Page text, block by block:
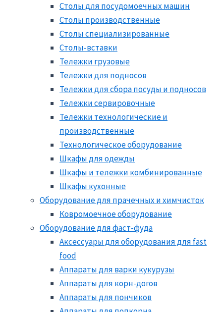
Столы для посудомоечных машин
Столы производственные
Столы специализированные
Столы-вставки
Тележки грузовые
Тележки для подносов
Тележки для сбора посуды и подносов
Тележки сервировочные
Тележки технологические и
производственные
Технологическое оборудование
Шкафы для одежды
Шкафы и тележки комбинированные
Шкафы кухонные
Оборудование для прачечных и химчисток
Ковромоечное оборудование
Оборудование для фаст-фуда
Аксессуары для оборудования для fast
food
Аппараты для варки кукурузы
Аппараты для корн-догов
Аппараты для пончиков